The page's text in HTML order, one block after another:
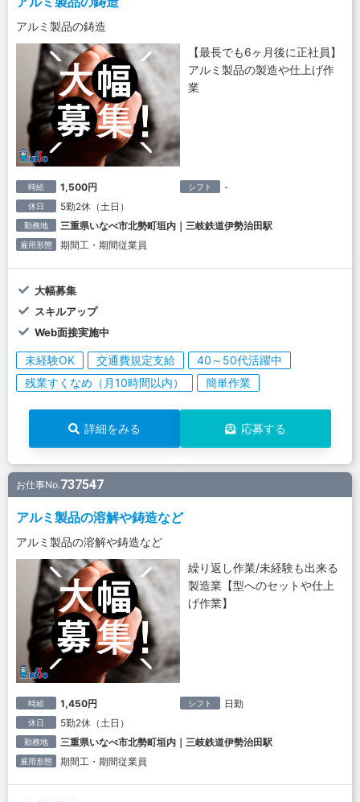
アルミ製品の鋳造
【最長でも6ヶ月後に正社員】
アルミ製品の製造や仕上げ作
業
時給 1,500円 シフト -
休日 5勤2休（土日）
勤務地 三重県いなべ市北勢町垣内｜三岐鉄道伊勢治田駅
雇用形態 期間工・期間従業員
大幅募集
スキルアップ
Web面接実施中
未経験OK 交通費規定支給
40～50代活躍中
残業すくなめ（月10時間以内）
簡単作業
詳細をみる 応募する
お仕事No.737547
アルミ製品の溶解や鋳造など
アルミ製品の溶解や鋳造など
繰り返し作業/未経験も出来る
製造業【型へのセットや仕上
げ作業】
時給 1,450円 シフト 日勤
休日 5勤2休（土日）
勤務地 三重県いなべ市北勢町垣内｜三岐鉄道伊勢治田駅
雇用形態 期間工・期間従業員